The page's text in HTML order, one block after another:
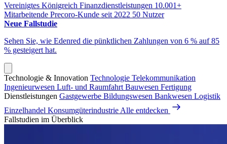
Vereinigtes Königreich Finanzdienstleistungen 10.001+
Mitarbeitende Precoro-Kunde seit 2022 50 Nutzer
Neue Fallstudie
Sehen Sie, wie Edenred die pünktlichen Zahlungen von 6 % auf 85
% gesteigert hat.
Technologie & Innovation Technologie Telekommunikation
Ingenieurwesen Luft- und Raumfahrt Bauwesen Fertigung
Dienstleistungen Gastgewerbe Bildungswesen Bankwesen Logistik
Einzelhandel Konsumgüterindustrie Alle entdecken
Fallstudien im Überblick